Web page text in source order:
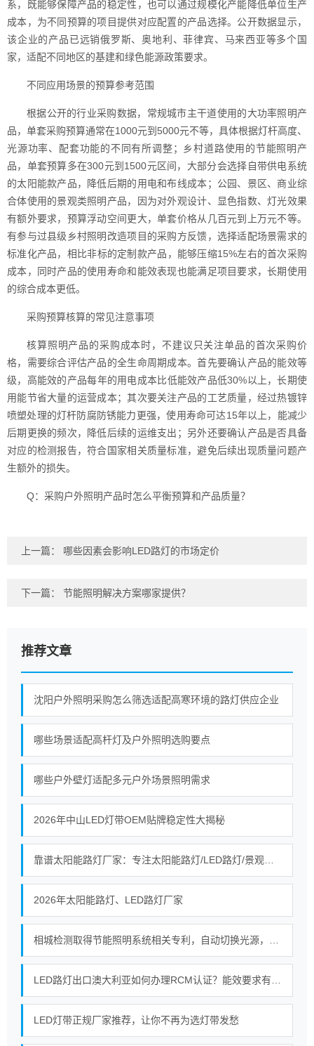
系，既能够保障产品的稳定性，也可以通过规模化产能降低单位生产
成本，为不同预算的项目提供对应配置的产品选择。公开数据显示，
该企业的产品已远销俄罗斯、奥地利、菲律宾、马来西亚等多个国
家，适配不同地区的基建和绿色能源政策要求。
不同应用场景的预算参考范围
根据公开的行业采购数据，常规城市主干道使用的大功率照明产
品，单套采购预算通常在1000元到5000元不等，具体根据灯杆高度、
光源功率、配套功能的不同有所调整；乡村道路使用的节能照明产
品，单套预算多在300元到1500元区间，大部分会选择自带供电系统
的太阳能款产品，降低后期的用电和布线成本；公园、景区、商业综
合体使用的景观类照明产品，因为对外观设计、显色指数、灯光效果
有额外要求，预算浮动空间更大，单套价格从几百元到上万元不等。
有参与过县级乡村照明改造项目的采购方反馈，选择适配场景需求的
标准化产品，相比非标的定制款产品，能够压缩15%左右的首次采购
成本，同时产品的使用寿命和能效表现也能满足项目要求，长期使用
的综合成本更低。
采购预算核算的常见注意事项
核算照明产品的采购成本时，不建议只关注单品的首次采购价
格，需要综合评估产品的全生命周期成本。首先要确认产品的能效等
级，高能效的产品每年的用电成本比低能效产品低30%以上，长期使
用能节省大量的运营成本；其次要关注产品的工艺质量，经过热镀锌
喷塑处理的灯杆防腐防锈能力更强，使用寿命可达15年以上，能减少
后期更换的频次，降低后续的运维支出；另外还要确认产品是否具备
对应的检测报告，符合国家相关质量标准，避免后续出现质量问题产
生额外的损失。
Q：采购户外照明产品时怎么平衡预算和产品质量？
上一篇： 哪些因素会影响LED路灯的市场定价
下一篇： 节能照明解决方案哪家提供？
推荐文章
沈阳户外照明采购怎么筛选适配高寒环境的路灯供应企业
哪些场景适配高杆灯及户外照明选购要点
哪些户外壁灯适配多元户外场景照明需求
2026年中山LED灯带OEM贴牌稳定性大揭秘
2026年太阳能路灯、LED路灯厂家
LED灯带正规厂家推荐，让你不再为选灯带发愁